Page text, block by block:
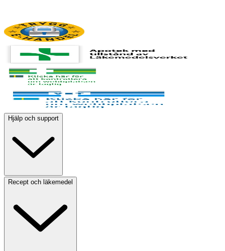
Hjälp och support
Recept och läkemedel